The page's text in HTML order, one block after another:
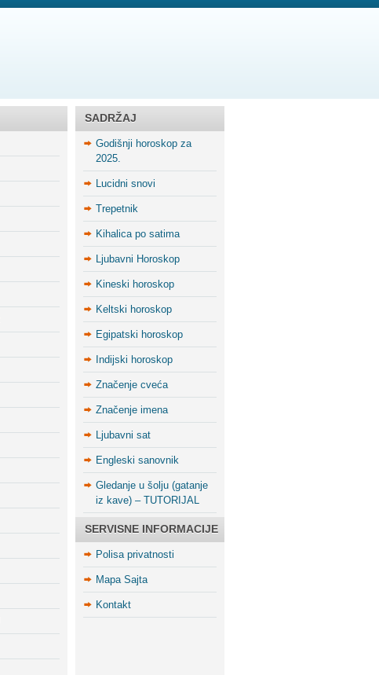
SADRŽAJ
Godišnji horoskop za
2025.
Lucidni snovi
Trepetnik
Kihalica po satima
Ljubavni Horoskop
Kineski horoskop
Keltski horoskop
Egipatski horoskop
Indijski horoskop
Značenje cveća
Značenje imena
Ljubavni sat
Engleski sanovnik
Gledanje u šolju (gatanje
iz kave) – TUTORIJAL
SERVISNE INFORMACIJE
Polisa privatnosti
Mapa Sajta
Kontakt